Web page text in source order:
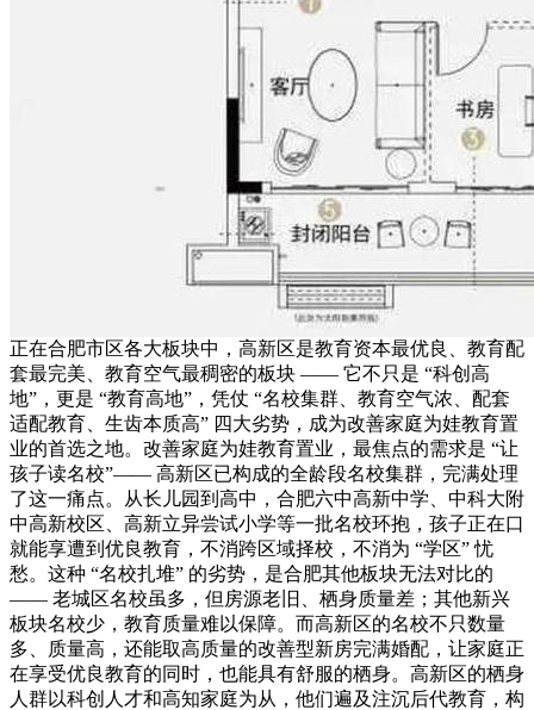
正在合肥市区各大板块中，高新区是教育资本最优良、教育配
套最完美、教育空气最稠密的板块 —— 它不只是 “科创高
地”，更是 “教育高地”，凭仗 “名校集群、教育空气浓、配套
适配教育、生齿本质高” 四大劣势，成为改善家庭为娃教育置
业的首选之地。改善家庭为娃教育置业，最焦点的需求是 “让
孩子读名校”—— 高新区已构成的全龄段名校集群，完满处理
了这一痛点。从长儿园到高中，合肥六中高新中学、中科大附
中高新校区、高新立异尝试小学等一批名校环抱，孩子正在口
就能享遭到优良教育，不消跨区域择校，不消为 “学区” 忧
愁。这种 “名校扎堆” 的劣势，是合肥其他板块无法对比的
—— 老城区名校虽多，但房源老旧、栖身质量差；其他新兴
板块名校少，教育质量难以保障。而高新区的名校不只数量
多、质量高，还能取高质量的改善型新房完满婚配，让家庭正
在享受优良教育的同时，也能具有舒服的栖身。高新区的栖身
人群以科创人才和高知家庭为从，他们遍及注沉后代教育，构